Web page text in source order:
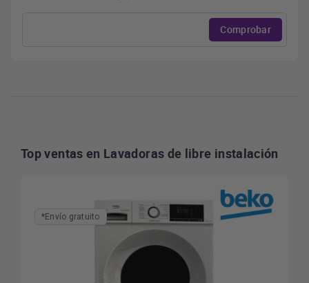
Comprobar
Top ventas en Lavadoras de libre instalación
*Envío gratuito